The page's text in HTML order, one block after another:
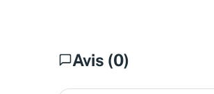
Avis (0)